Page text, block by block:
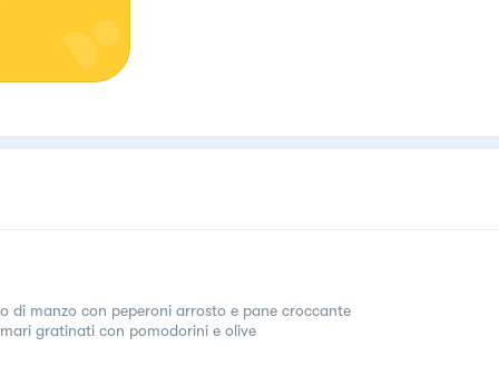
di manzo con peperoni arrosto e pane croccante
gratinati con pomodorini e olive